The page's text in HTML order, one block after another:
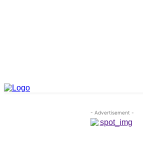
- Advertisement -